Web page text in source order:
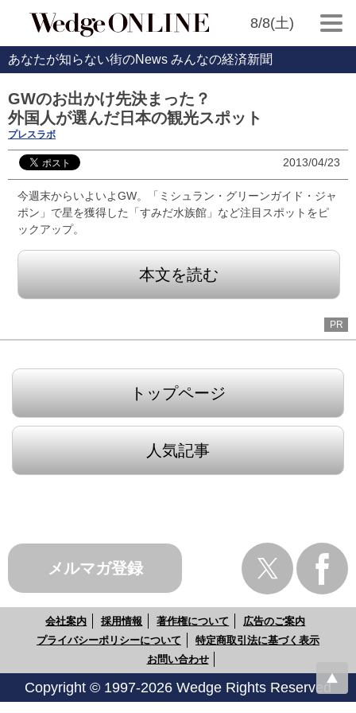
8/8(土)
あなたが知らない街のNews みんなの経済新聞
GWのお出かけ先決まった？
外国人が選んだ日本の観光スポット
プレスラボ
2013/04/23
今週末からいよいよGW。「ミシュラン・グリーンガイド・ジャ
ポン」で星を獲得した「すみだ水族館」など注目スポットをピ
ックアップ。
本文を読む
PR
トップページ
人気記事
メルマガ登録
会社案内 採用情報 著作権について
広告のご案内
プライバシーポリシーについて
特定商取引法に基づく表示
お問い合わせ
Copyright © 1997-2026 Wedge Rights Reserved